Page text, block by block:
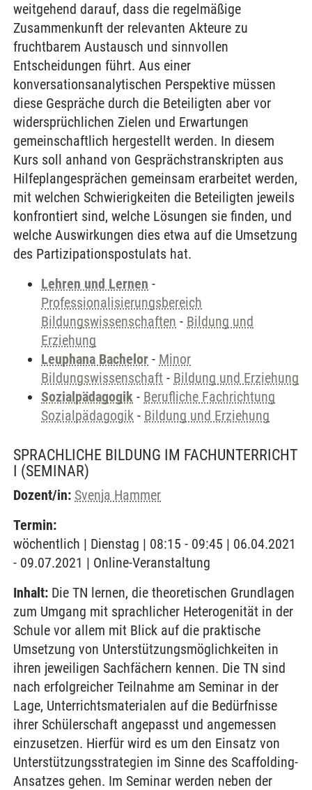
weitgehend darauf, dass die regelmäßige
Zusammenkunft der relevanten Akteure zu
fruchtbarem Austausch und sinnvollen
Entscheidungen führt. Aus einer
konversationsanalytischen Perspektive müssen
diese Gespräche durch die Beteiligten aber vor
widersprüchlichen Zielen und Erwartungen
gemeinschaftlich hergestellt werden. In diesem
Kurs soll anhand von Gesprächstranskripten aus
Hilfeplangesprächen gemeinsam erarbeitet werden,
mit welchen Schwierigkeiten die Beteiligten jeweils
konfrontiert sind, welche Lösungen sie finden, und
welche Auswirkungen dies etwa auf die Umsetzung
des Partizipationspostulats hat.
Lehren und Lernen -
Professionalisierungsbereich
Bildungswissenschaften - Bildung und
Erziehung
Leuphana Bachelor - Minor
Bildungswissenschaft - Bildung und Erziehung
Sozialpädagogik - Berufliche Fachrichtung
Sozialpädagogik - Bildung und Erziehung
SPRACHLICHE BILDUNG IM FACHUNTERRICHT
I (SEMINAR)
Dozent/in: Svenja Hammer
Termin:
wöchentlich | Dienstag | 08:15 - 09:45 | 06.04.2021
- 09.07.2021 | Online-Veranstaltung
Inhalt: Die TN lernen, die theoretischen Grundlagen
zum Umgang mit sprachlicher Heterogenität in der
Schule vor allem mit Blick auf die praktische
Umsetzung von Unterstützungsmöglichkeiten in
ihren jeweiligen Sachfächern kennen. Die TN sind
nach erfolgreicher Teilnahme am Seminar in der
Lage, Unterrichtsmaterialen auf die Bedürfnisse
ihrer Schülerschaft angepasst und angemessen
einzusetzen. Hierfür wird es um den Einsatz von
Unterstützungsstrategien im Sinne des Scaffolding-
Ansatzes gehen. Im Seminar werden neben der